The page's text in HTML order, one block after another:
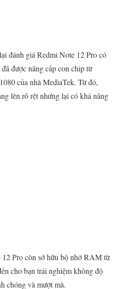
đánh giá Redmi Note 12 Pro có
được nâng cấp con chip từ
của nhà MediaTek. Từ đó,
lên rõ rệt nhưng lại có khả năng
Pro còn sở hữu bộ nhớ RAM từ
cho bạn trải nghiệm không độ
chóng và mượt mà.